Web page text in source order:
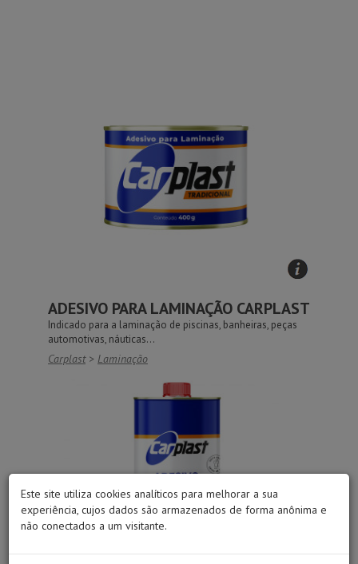
ADESIVO PARA LAMINAÇÃO CARPLAST
Indicado para a laminação de piscinas, banheiras, peças
automotivas, náuticas...
Carplast > Laminação
Este site utiliza cookies analíticos para melhorar a sua
experiência, cujos dados são armazenados de forma anônima e
não conectados a um visitante.